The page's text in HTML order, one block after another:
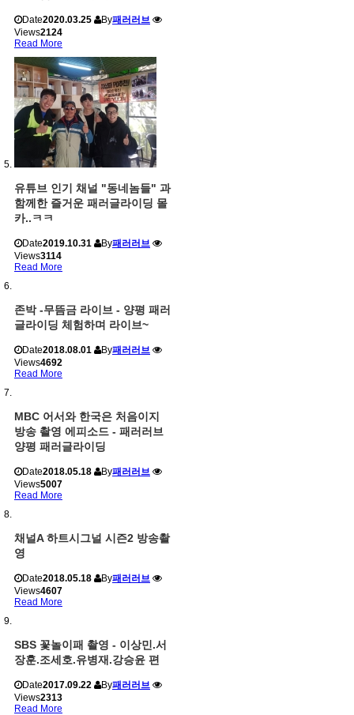
Date2020.03.25 By패러러브
Views2124
Read More
유튜브 인기 채널 "동네놈들" 과
함께한 즐거운 패러글라이딩 몰
카..ㅋㅋ
Date2019.10.31 By패러러브
Views3114
Read More
존박 -무뜸금 라이브 - 양평 패러
글라이딩 체험하며 라이브~
Date2018.08.01 By패러러브
Views4692
Read More
MBC 어서와 한국은 처음이지
방송 촬영 에피소드 - 패러러브
양평 패러글라이딩
Date2018.05.18 By패러러브
Views5007
Read More
채널A 하트시그널 시즌2 방송촬
영
Date2018.05.18 By패러러브
Views4607
Read More
SBS 꽃놀이패 촬영 - 이상민.서
장훈.조세호.유병재.강승윤 편
Date2017.09.22 By패러러브
Views2313
Read More